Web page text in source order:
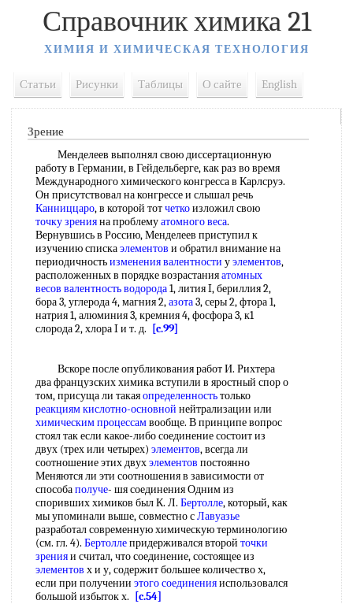
Справочник химика 21
ХИМИЯ И ХИМИЧЕСКАЯ ТЕХНОЛОГИЯ
Статьи Рисунки Таблицы О сайте English
Зрение
Менделеев выполнял свою диссертационную
работу в Германии, в Гейдельберге, как раз во время
Международного химического конгресса в Карлсруэ.
Он присутствовал на конгрессе и слышал речь
Канниццаро, в которой тотчеткоизложил свою
точку зренияна проблемуатомного веса.
Вернувшись в Россию, Менделеев приступил к
изучению спискаэлементов и обратил внимание на
периодичностьизменения валентности уэлементов,
расположенных в порядке возрастанияатомных
весов валентностьводорода1, лития I, бериллия 2,
бора 3, углерода 4, магния 2,азота3, серы 2, фтора 1,
натрия 1, алюминия 3, кремния 4, фосфора 3, к1
слорода 2, хлора I и т. д.
[c.99]
Вскоре после опубликования работ И. Рихтера
два французских химика вступили в яростный спор о
том, присуща ли такаяопределенностьтолько
реакциям кислотно-основной нейтрализации или
химическим процессамвообще. В принципе вопрос
стоял так если какое-либо соединение состоит из
двух (трех или четырех) элементов, всегда ли
соотношение этих двухэлементов постоянно
Меняются ли эти соотношения в зависимости от
способаполуче- шя соединения Одним из
споривших химиков был К. Л. Бертолле, который, как
мы упоминали выше, совместно сЛавуазье
разработал современную химическую терминологию
(см. гл. 4). Бертоллепридерживался второй точки
зренияи считал, что соединение, состоящее из
элементов х и у, содержит большее количество х,
если при получении этого соединенияиспользовался
большой избыток х.
[c.54]